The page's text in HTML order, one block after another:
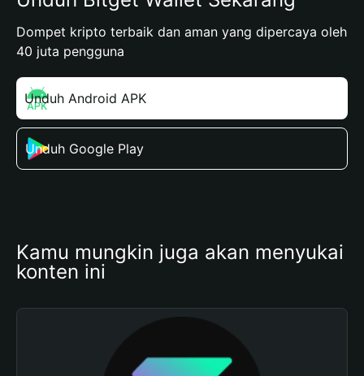
Dompet kripto terbaik dan aman yang dipercaya oleh
40 juta pengguna
Unduh Android APK
Unduh Google Play
Kamu mungkin juga akan menyukai
konten ini